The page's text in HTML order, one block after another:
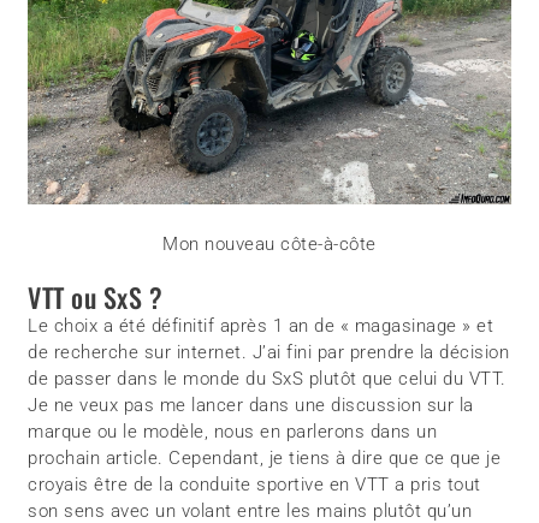
Mon nouveau côte-à-côte
VTT ou SxS ?
Le choix a été définitif après 1 an de « magasinage » et
de recherche sur internet. J’ai fini par prendre la décision
de passer dans le monde du SxS plutôt que celui du VTT.
Je ne veux pas me lancer dans une discussion sur la
marque ou le modèle, nous en parlerons dans un
prochain article. Cependant, je tiens à dire que ce que je
croyais être de la conduite sportive en VTT a pris tout
son sens avec un volant entre les mains plutôt qu’un